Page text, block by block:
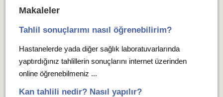
Makaleler
Tahlil sonuçlarımı nasıl öğrenebilirim?
Hastanelerde yada diğer sağlık laboratuvarlarında
yaptırdığınız tahlillerin sonuçlarını internet üzerinden
online öğrenebilmeniz ...
Kan tahlili nedir? Nasıl yapılır?